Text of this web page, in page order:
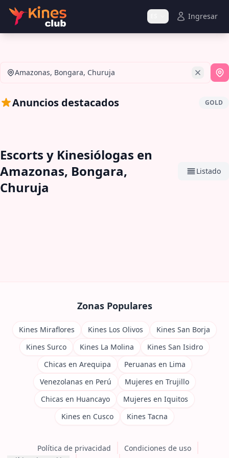
Ingresar
Amazonas, Bongara, Churuja
Anuncios destacados GOLD
Escorts y Kinesiólogas en
Amazonas, Bongara,
Churuja
Listado
Zonas Populares
Kines Miraflores Kines Los Olivos
Kines San Borja
Kines Surco
Kines La Molina
Kines San Isidro
Chicas en Arequipa
Peruanas en Lima
Venezolanas en Perú
Mujeres en Trujillo
Chicas en Huancayo
Mujeres en Iquitos
Kines en Cusco
Kines Tacna
Política de privacidad
Condiciones de uso